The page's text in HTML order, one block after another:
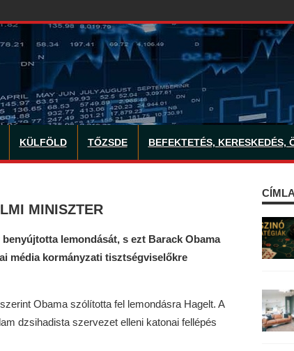
KÜLFÖLD TŐZSDE BEFEKTETÉS, KERESKEDÉS,
MINISZTER
lemondását, s ezt Barack Obama
média kormányzati tisztségviselőkre
Obama szólította fel lemondásra Hagelt. A
dzsihadista szervezet elleni katonai fellépés